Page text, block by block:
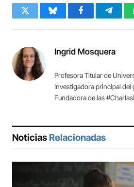
Twitter BlueskyFacebook
Ingrid Mosquera
Profesora Titular de
Investigadora principal del
Fundadora de las
Noticias Relacionadas